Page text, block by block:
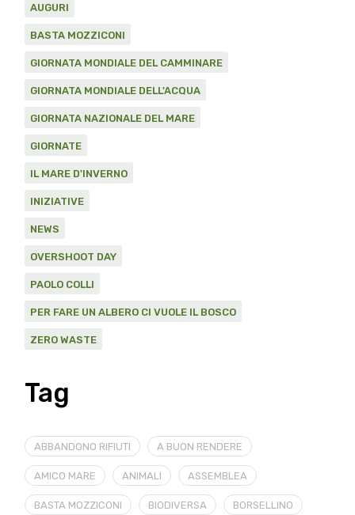
AUGURI
BASTA MOZZICONI
GIORNATA MONDIALE DEL CAMMINARE
GIORNATA MONDIALE DELL'ACQUA
GIORNATA NAZIONALE DEL MARE
GIORNATE
IL MARE D'INVERNO
INIZIATIVE
NEWS
OVERSHOOT DAY
PAOLO COLLI
PER FARE UN ALBERO CI VUOLE IL BOSCO
ZERO WASTE
Tag
ABBANDONO RIFIUTI A BUON RENDERE
AMICO MARE ANIMALI ASSEMBLEA
BASTA MOZZICONI BIODIVERSA BORSELLINO